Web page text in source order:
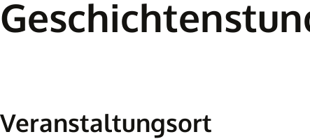
Veranstaltungsort